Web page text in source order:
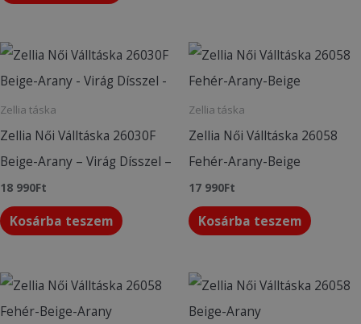
Zellia táska
Zellia Női Válltáska 26030F
Beige-Arany – Virág Dísszel –
18 990Ft
Kosárba teszem
Zellia táska
Zellia Női Válltáska 26058
Fehér-Arany-Beige
17 990Ft
Kosárba teszem